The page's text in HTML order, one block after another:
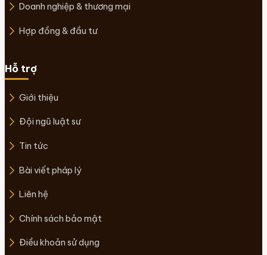
Doanh nghiệp & thương mại
Hợp đồng & đầu tư
Hỗ trợ
Giới thiệu
Đội ngũ luật sư
Tin tức
Bài viết pháp lý
Liên hệ
Chính sách bảo mật
Điều khoản sử dụng